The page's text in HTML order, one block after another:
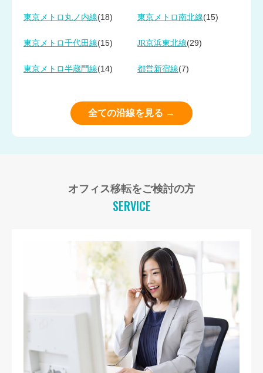
東京メトロ丸ノ内線(18) 東京メトロ南北線(15)
東京メトロ千代田線(15) JR京浜東北線(29)
東京メトロ半蔵門線(14) 都営新宿線(7)
全ての沿線を見る →
オフィス移転をご検討の方
SERVICE